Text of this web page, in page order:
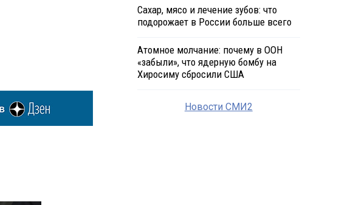
Сахар, мясо и лечение зубов: что
подорожает в России больше всего
Атомное молчание: почему в ООН
«забыли», что ядерную бомбу на
Хиросиму сбросили США
Новости СМИ2